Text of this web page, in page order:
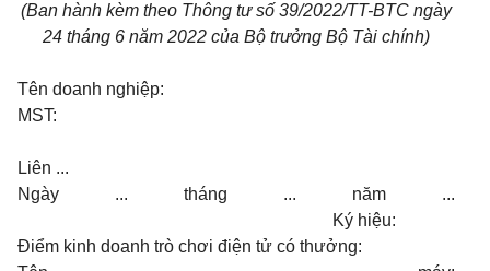
(Ban hành kèm theo Thông tư số 39/2022/TT-BTC ngày
24 tháng 6 năm 2022 của Bộ trưởng Bộ Tài chính)
Tên doanh nghiệp:
MST:
Liên ...
Ngày ... tháng ... năm ...
Ký hiệu:
Điểm kinh doanh trò chơi điện tử có thưởng: